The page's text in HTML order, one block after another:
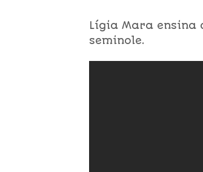
Lígia Mara ensina
seminole.